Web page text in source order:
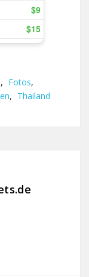
, Fotos,
, Thailand